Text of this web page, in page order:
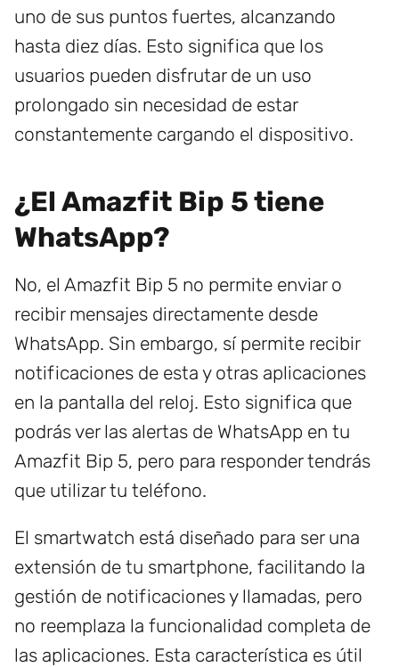
uno de sus puntos fuertes, alcanzando
hasta diez días. Esto significa que los
usuarios pueden disfrutar de un uso
prolongado sin necesidad de estar
constantemente cargando el dispositivo.
¿El Amazfit Bip 5 tiene
WhatsApp?
No, el Amazfit Bip 5 no permite enviar o
recibir mensajes directamente desde
WhatsApp. Sin embargo, sí permite recibir
notificaciones de esta y otras aplicaciones
en la pantalla del reloj. Esto significa que
podrás ver las alertas de WhatsApp en tu
Amazfit Bip 5, pero para responder tendrás
que utilizar tu teléfono.
El smartwatch está diseñado para ser una
extensión de tu smartphone, facilitando la
gestión de notificaciones y llamadas, pero
no reemplaza la funcionalidad completa de
las aplicaciones. Esta característica es útil